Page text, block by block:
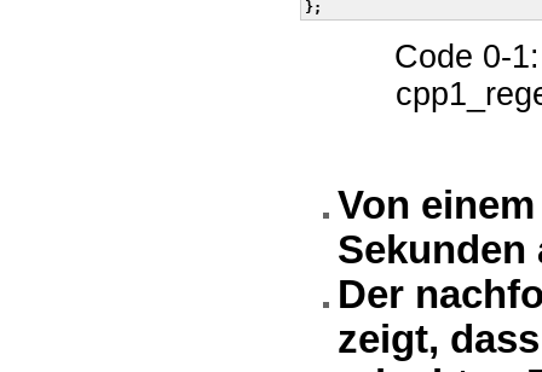
Code 0-
Von
Sekunden
Der
zeigt,